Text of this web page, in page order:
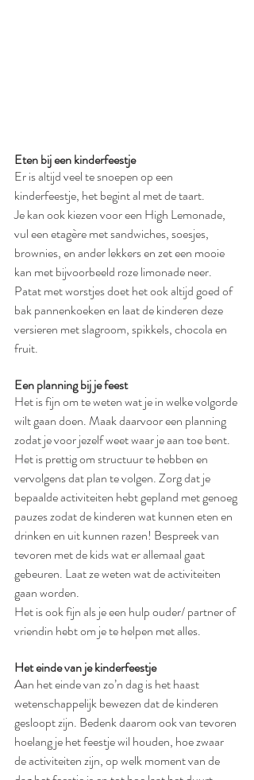
Eten bij een kinderfeestje
Er is altijd veel te snoepen op een
kinderfeestje, het begint al met de taart.
Je kan ook kiezen voor een High Lemonade,
vul een etagère met sandwiches, soesjes,
brownies, en ander lekkers en zet een mooie
kan met bijvoorbeeld roze limonade neer.
Patat met worstjes doet het ook altijd goed of
bak pannenkoeken en laat de kinderen deze
versieren met slagroom, spikkels, chocola en
fruit.
Een planning bij je feest
Het is fijn om te weten wat je in welke volgorde
wilt gaan doen. Maak daarvoor een planning
zodat je voor jezelf weet waar je aan toe bent.
Het is prettig om structuur te hebben en
vervolgens dat plan te volgen. Zorg dat je
bepaalde activiteiten hebt gepland met genoeg
pauzes zodat de kinderen wat kunnen eten en
drinken en uit kunnen razen! Bespreek van
tevoren met de kids wat er allemaal gaat
gebeuren. Laat ze weten wat de activiteiten
gaan worden.
Het is ook fijn als je een hulp ouder/ partner of
vriendin hebt om je te helpen met alles.
Het einde van je kinderfeestje
Aan het einde van zo’n dag is het haast
wetenschappelijk bewezen dat de kinderen
gesloopt zijn. Bedenk daarom ook van tevoren
hoelang je het feestje wil houden, hoe zwaar
de activiteiten zijn, op welk moment van de